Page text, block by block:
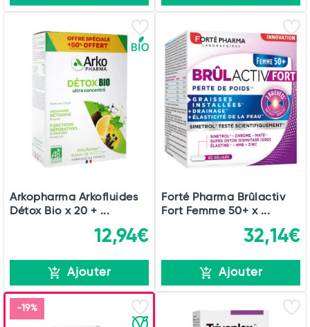
Arkopharma Arkofluides
Détox Bio x 20 + ...
12,94€
Ajouter
Forté Pharma Brûlactiv
Fort Femme 50+ x ...
32,14€
Ajouter
-19%